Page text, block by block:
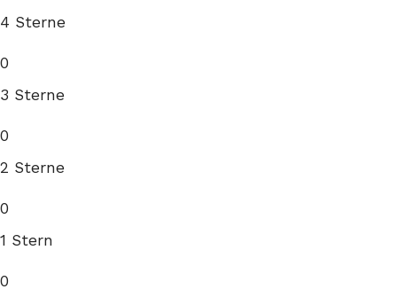
4 Sterne
0
3 Sterne
0
2 Sterne
0
1 Stern
0